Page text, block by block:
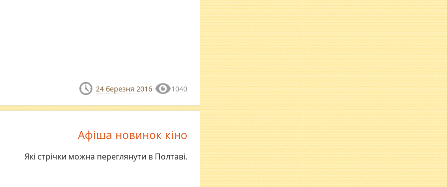
24 березня 2016 1040
Афіша новинок кіно
Які стрічки можна переглянути в Полтаві.